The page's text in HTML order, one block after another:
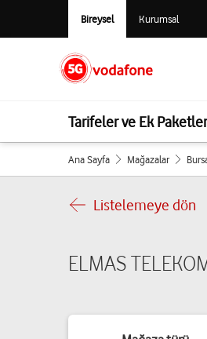
Bireysel Kurumsal
Tarifeler ve Ek Paketler
Ana Sayfa Mağazalar
Listelemeye dön
ELMAS